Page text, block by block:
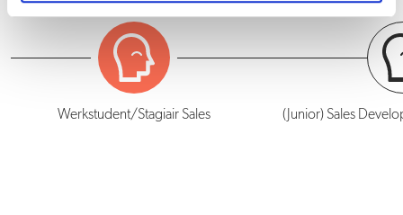
Werkstudent/Stagiair Sales (Junior) Sales